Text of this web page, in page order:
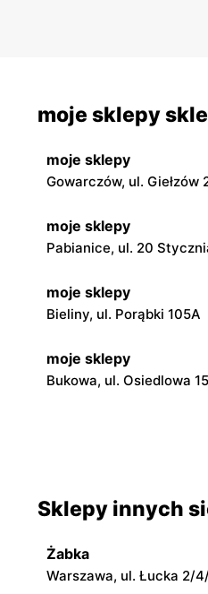
moje sklepy
moje sklepy
Gowarczów, ul. Giełzów
moje sklepy
Pabianice, ul. 20
moje sklepy
Bieliny, ul. Porąbki 105A
moje sklepy
Bukowa, ul. Osiedlowa
Jadachy, ul. Jadachy 111
moje sklepy
Górki, ul. Górki 71
Sklepy innych
Żabka
Warszawa, ul. Łucka 2/